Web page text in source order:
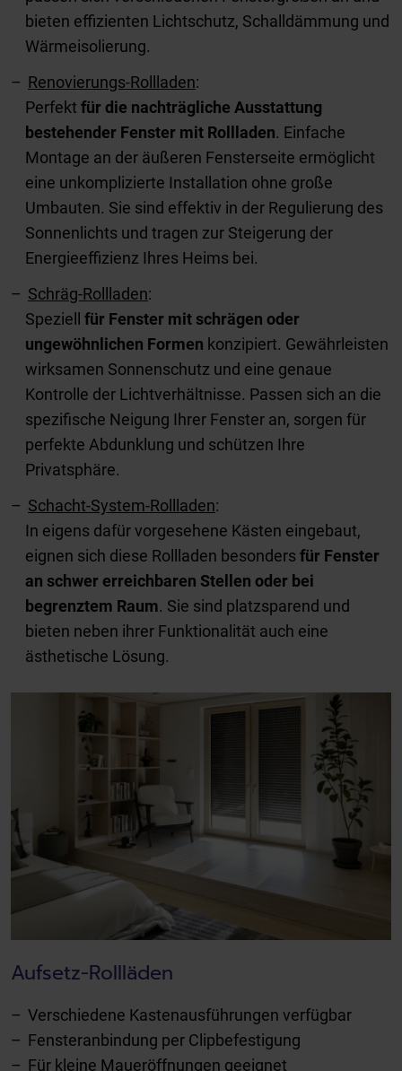
bieten effizienten Lichtschutz, Schalldämmung und
Wärmeisolierung.
Renovierungs-Rollladen:
Perfekt für die nachträgliche Ausstattung
bestehender Fenster mit Rollladen. Einfache
Montage an der äußeren Fensterseite ermöglicht
eine unkomplizierte Installation ohne große
Umbauten. Sie sind effektiv in der Regulierung des
Sonnenlichts und tragen zur Steigerung der
Energieeffizienz Ihres Heims bei.
Schräg-Rollladen:
Speziell für Fenster mit schrägen oder
ungewöhnlichen Formen konzipiert. Gewährleisten
wirksamen Sonnenschutz und eine genaue
Kontrolle der Lichtverhältnisse. Passen sich an die
spezifische Neigung Ihrer Fenster an, sorgen für
perfekte Abdunklung und schützen Ihre
Privatsphäre.
Schacht-System-Rollladen:
In eigens dafür vorgesehene Kästen eingebaut,
eignen sich diese Rollladen besonders für Fenster
an schwer erreichbaren Stellen oder bei
begrenztem Raum. Sie sind platzsparend und
bieten neben ihrer Funktionalität auch eine
ästhetische Lösung.
Aufsetz-Rollläden
Verschiedene Kastenausführungen verfügbar
Fensteranbindung per Clipbefestigung
Für kleine Maueröffnungen geeignet